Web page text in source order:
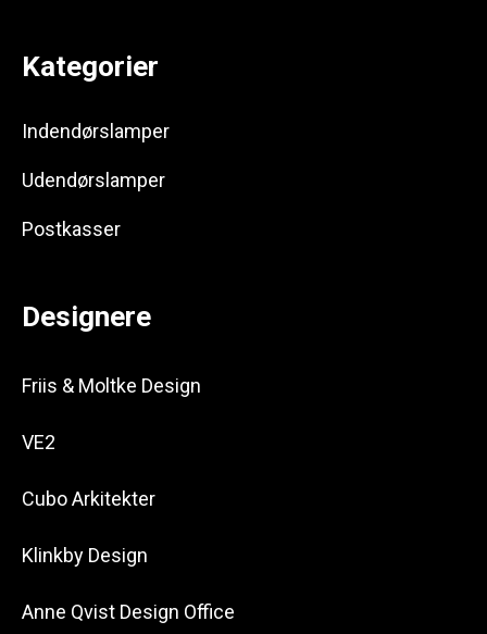
Kategorier
Indendørslamper
Udendørslamper
Postkasser
Designere
Friis & Moltke Design
VE2
Cubo Arkitekter
Klinkby Design
Anne Qvist Design Office